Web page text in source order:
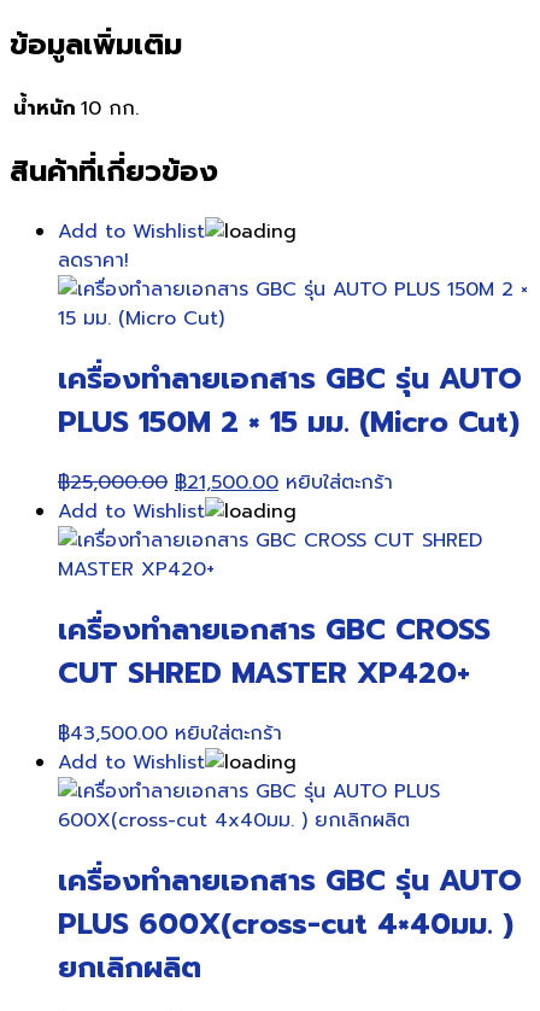
ข้อมูลเพิ่มเติม
น้ำหนัก 10 กก.
สินค้าที่เกี่ยวข้อง
Add to Wishlist
ลดราคา!
เครื่องทำลายเอกสาร GBC รุ่น AUTO
PLUS 150M 2 × 15 มม. (Micro Cut)
฿25,000.00 Original
price
was:
฿25,000.00.
฿21,500.00Current
price
is:
หยิบใส่ตะกร้า
Add to Wishlist
เครื่องทำลายเอกสาร GBC CROSS
CUT SHRED MASTER XP420+
฿43,500.00 หยิบใส่ตะกร้า
Add to Wishlist
เครื่องทำลายเอกสาร GBC รุ่น AUTO
PLUS 600X(cross-cut 4×40มม. )
ยกเลิกผลิต